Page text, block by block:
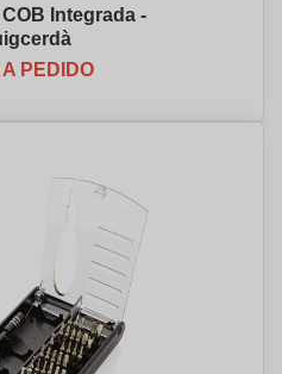
Integrada -
A PEDIDO